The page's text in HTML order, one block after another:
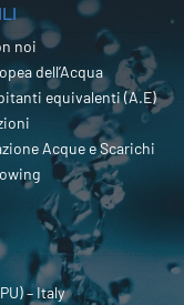
noi
dell’Acqua
equivalenti (A.E)
Acque e Scarichi
– Italy